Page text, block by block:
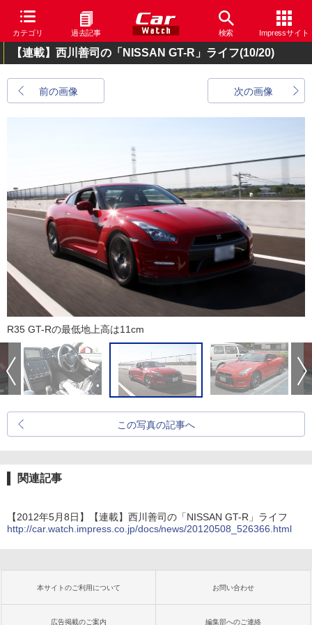
カテゴリ 過去記事 検索 Impressサイト
【連載】西川善司の「NISSAN GT-R」ライフ(10/20)
前の画像 次の画像
R35 GT-Rの最低地上高は11cm
この写真の記事へ
関連記事
【2012年5月8日】【連載】西川善司の「NISSAN GT-R」ライフ
http://car.watch.impress.co.jp/docs/news/20120508_526366.html
本サイトのご利用について お問い合わせ
広告掲載のご案内 編集部へのご連絡